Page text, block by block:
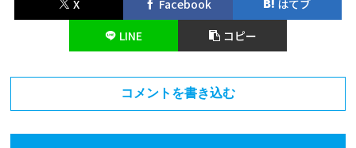
X Facebook
はてブ
LINE
コピー
コメントを書き込む